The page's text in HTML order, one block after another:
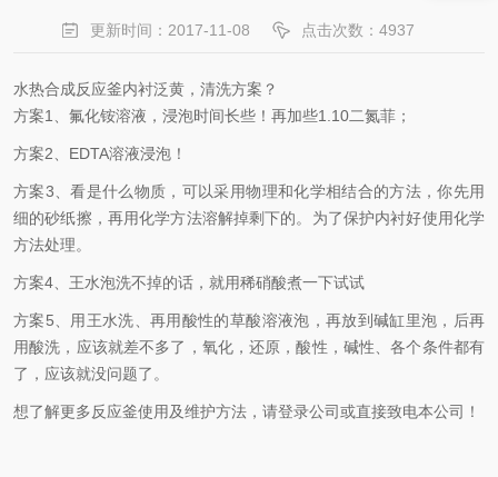
更新时间：2017-11-08 点击次数：4937
水热合成反应釜内衬泛黄，清洗方案？
方案1、氟化铵溶液，浸泡时间长些！再加些1.10二氮菲；
方案2、EDTA溶液浸泡！
方案3、看是什么物质，可以采用物理和化学相结合的方法，你先用
细的砂纸擦，再用化学方法溶解掉剩下的。为了保护内衬好使用化学
方法处理。
方案4、王水泡洗不掉的话，就用稀硝酸煮一下试试
方案5、用王水洗、再用酸性的草酸溶液泡，再放到碱缸里泡，后再
用酸洗，应该就差不多了，氧化，还原，酸性，碱性、各个条件都有
了，应该就没问题了。
想了解更多反应釜使用及维护方法，请登录公司或直接致电本公司！